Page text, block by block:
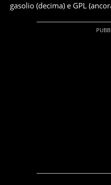
gasolio (decima) e GPL